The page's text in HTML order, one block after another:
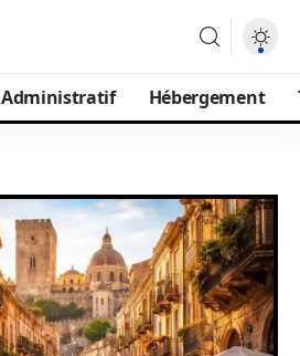
Administratif Hébergement